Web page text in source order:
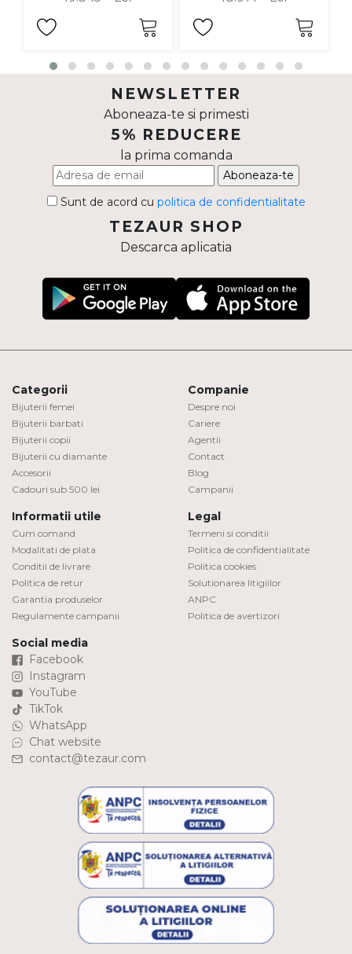
NEWSLETTER
Aboneaza-te si primesti
5% REDUCERE
la prima comanda
Aboneaza-te
Sunt de acord cu politica de confidentialitate
TEZAUR SHOP
Descarca aplicatia
Categorii
Bijuterii femei
Bijuterii barbati
Bijuterii copii
Bijuterii cu diamante
Accesorii
Cadouri sub 500 lei
Companie
Despre noi
Cariere
Agentii
Contact
Blog
Campanii
Informatii utile
Cum comand
Modalitati de plata
Conditii de livrare
Politica de retur
Garantia produselor
Regulamente campanii
Legal
Termeni si conditii
Politica de confidentialitate
Politica cookies
Solutionarea litigiilor
ANPC
Politica de avertizori
Social media
Facebook
Instagram
YouTube
TikTok
WhatsApp
Chat website
contact@tezaur.com